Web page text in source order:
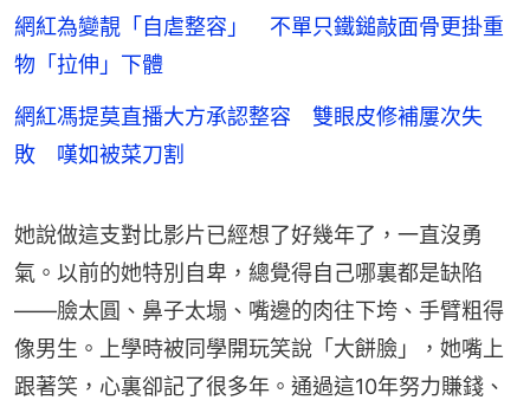
網紅為變靚「自虐整容」 不單只鐵鎚敲面骨更掛重
物「拉伸」下體
網紅馮提莫直播大方承認整容 雙眼皮修補屢次失
敗 嘆如被菜刀割
她說做這支對比影片已經想了好幾年了，一直沒勇
氣。以前的她特別自卑，總覺得自己哪裏都是缺陷
——臉太圓、鼻子太塌、嘴邊的肉往下垮、手臂粗得
像男生。上學時被同學開玩笑說「大餅臉」，她嘴上
跟著笑，心裏卻記了很多年。通過這10年努力賺錢、